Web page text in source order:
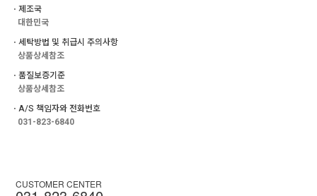
ㆍ제조국
대한민국
ㆍ세탁방법 및 취급시 주의사항
상품상세참조
ㆍ품질보증기준
상품상세참조
ㆍA/S 책임자와 전화번호
031-823-6840
CUSTOMER CENTER